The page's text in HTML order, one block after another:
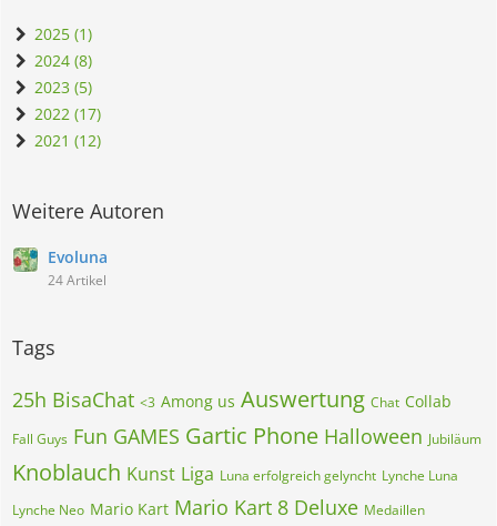
2025 (1)
2024 (8)
2023 (5)
2022 (17)
2021 (12)
Weitere Autoren
Evoluna
24 Artikel
Tags
25h BisaChat <3 Among us Auswertung Chat Collab
Fall Guys Fun GAMES Gartic Phone Halloween Jubiläum
Knoblauch Kunst Liga Luna erfolgreich gelyncht Lynche Luna
Lynche Neo Mario Kart Mario Kart 8 Deluxe Medaillen